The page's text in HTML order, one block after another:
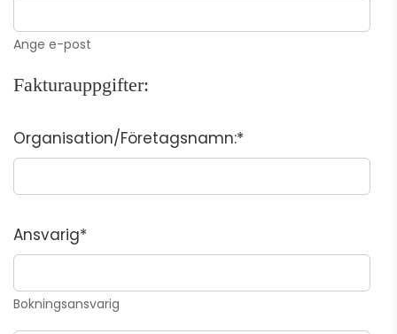
Ange e-post
Fakturauppgifter:
Organisation/Företagsnamn:*
Ansvarig*
Bokningsansvarig